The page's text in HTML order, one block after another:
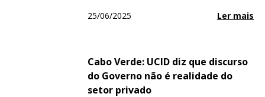
25/06/2025 Ler mais
Cabo Verde: UCID diz que discurso
do Governo não é realidade do
setor privado